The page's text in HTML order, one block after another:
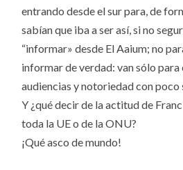
entrando desde el sur para, de
sabían que iba a ser así, si no
“informar» desde El Aaium; no
informar de verdad: van sólo para
audiencias y notoriedad con
Y ¿qué decir de la actitud de
toda la UE o de la ONU?
¡Qué asco de mundo!